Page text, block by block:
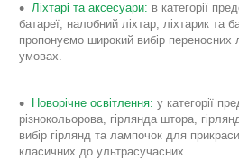
Ліхтарі та аксесуари: в категорії
батареї, налобний ліхтар, ліхтарик та
пропонуємо широкий вибір переносних
умовах.
Новорічне освітлення: у категорії
різнокольорова, гірлянда штора,
вибір гірлянд та лампочок для
класичних до ультрасучасних.